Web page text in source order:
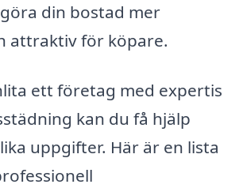
din bostad mer
attraktiv för köpare.
ett företag med expertis
kan du få hjälp
uppgifter. Här är en lista